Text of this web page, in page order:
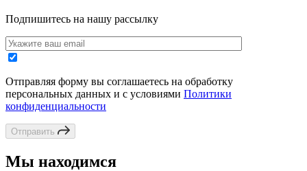
Подпишитесь на нашу рассылку
Отправляя форму вы соглашаетесь на обработку
персональных данных и с условиями Политики
конфиденциальности
Отправить
Мы находимся